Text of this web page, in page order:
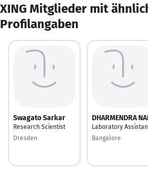
XING Mitglieder mit
Profilangaben
Swagato Sarkar
Research Scientist
Dresden
DHARMENDRA
Laboratory
Bangalore